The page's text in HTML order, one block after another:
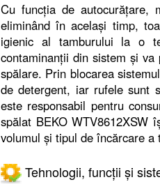
Cu funcția de autocurățare,
eliminând în același timp,
igienic al tamburului la o
contaminanții din sistem și
spălare. Prin blocarea
de detergent, iar rufele sunt
este responsabil pentru
spălat BEKO WTV8612XSW
volumul și tipul de încărcare a
Tehnologii, funcții și